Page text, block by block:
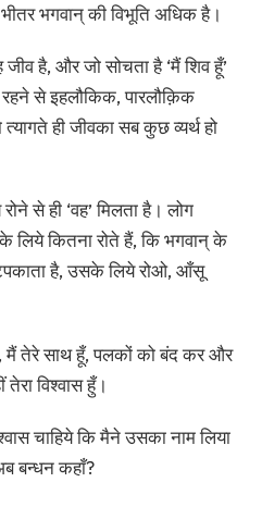
भगवान् की विभूति अधिक है।
है, और जो सोचता है ‘मैं शिव हूँ’
से इहलौकिक, पारलौक़िक
ही जीवका सब कुछ व्यर्थ हो
से ही ‘वह’ मिलता है। लोग
कितना रोते हैं, कि भगवान् के
है, उसके लिये रोओ, आँसू
मैं तेरे साथ हूँ, पलकों को बंद कर और
विश्वास हुँ।
चाहिये कि मैने उसका नाम लिया
बन्धन कहाँ?